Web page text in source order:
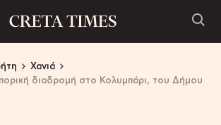
Χανιά
διαδρομή στο Κολυμπάρι, του Δήμου